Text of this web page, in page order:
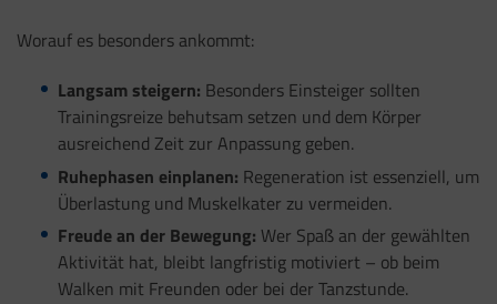
Worauf es besonders ankommt:
Langsam steigern: Besonders Einsteiger sollten
Trainingsreize behutsam setzen und dem Körper
ausreichend Zeit zur Anpassung geben.
Ruhephasen einplanen: Regeneration ist essenziell, um
Überlastung und Muskelkater zu vermeiden.
Freude an der Bewegung: Wer Spaß an der gewählten
Aktivität hat, bleibt langfristig motiviert – ob beim
Walken mit Freunden oder bei der Tanzstunde.